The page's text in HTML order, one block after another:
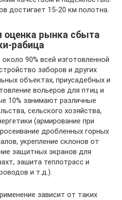
достигает 15-20 км полотна.
оценка рынка сбыта
рабица
90% всей изготовленной
заборов и других
объектах, приусадебных и
вольеров для птиц и
10% занимают различные
сельского хозяйства,
(армирование при
дробленных горных
укрепление склонов от
защитных экранов для
зашита теплотрасс и
и т.д.).
зависит от таких